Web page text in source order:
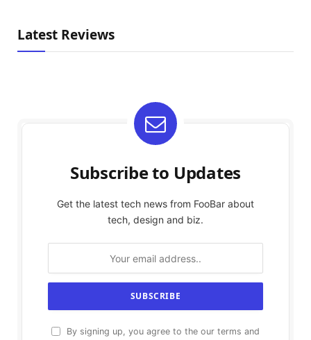
Latest Reviews
Subscribe to Updates
Get the latest tech news from FooBar about
tech, design and biz.
By signing up, you agree to the our terms and